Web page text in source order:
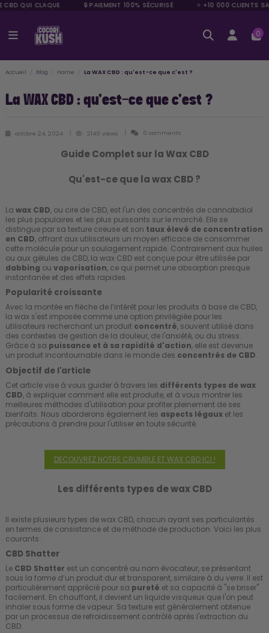
QUI CLAQUE 🔒 PAIEMENT 100% SÉCURISÉ ⭐ +10 000 CLIENTS
0
Accueil Blog Home La WAX CBD : qu'est-ce que c'est ?
La WAX CBD : qu'est-ce que c'est ?
octobre 24, 2024 2140 views 0 comments
Guide Complet sur la Wax CBD
Qu'est-ce que la wax CBD ?
La wax CBD, ou cire de CBD, est l'un des concentrés de cannabidiol
les plus populaires et les plus puissants sur le marché. Elle se
distingue par sa texture cireuse et son taux élevé de concentration
en CBD, offrant aux utilisateurs un moyen efficace de consommer
cette molécule pour un soulagement rapide. Contrairement aux huiles
ou aux gélules de CBD, la wax CBD est conçue pour être utilisée par
dabbing ou vaporisation, ce qui permet une absorption presque
instantanée et des effets rapides.
Popularité croissante
Avec la montée en flèche de l’intérêt pour les produits à base de CBD,
la wax s'est imposée comme une option privilégiée pour les
utilisateurs recherchant un produit concentré, souvent utilisé dans
des contextes de gestion de la douleur, de l'anxiété, ou du stress.
Grâce à sa puissance et à sa rapidité d'action, elle est devenue
un produit incontournable dans le monde des concentrés de CBD.
Objectif de l'article
Cet article vise à vous guider à travers les différents types de wax
CBD, à expliquer comment elle est produite, et à vous montrer les
meilleures méthodes d'utilisation pour profiter pleinement de ses
bienfaits. Nous aborderons également les aspects légaux et les
précautions à prendre pour l'utiliser en toute sécurité.
DECOUVREZ NOTRE CRUMBLE ET WAX CBD ICI !
Les différents types de wax CBD
Il existe plusieurs types de wax CBD, chacun ayant ses particularités
en termes de consistance et de méthode de production. Voici les plus
courants :
CBD Shatter
Le CBD Shatter est un concentré au nom évocateur, se présentant
sous la forme d’un produit dur et transparent, similaire à du verre. Il est
particulièrement apprécié pour sa pureté et sa capacité à "se briser"
facilement. En chauffant, il devient un liquide visqueux que l'on peut
inhaler sous forme de vapeur. Sa texture est généralement obtenue
par un processus de refroidissement contrôlé après l'extraction du
CBD.